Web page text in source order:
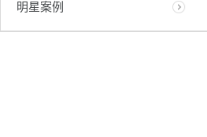
明星案例